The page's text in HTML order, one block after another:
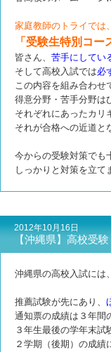
家庭教師のトライでは、
「受験生特別コー
皆さん、 苦手にしてい
そして高校入試では必
この内容を組み合わせ
得意分野・苦手分野は
それぞれにあったカリ
それが合格への近道と
今からの受験対策でも
しっかりと対策を立て
2012年10月16日
【沖縄県】高校受
沖縄県の高校入試には、
推薦試験が先にあり、
通知票の成績は３年間
３年生最後の学年末試
２学期（後期）の成績